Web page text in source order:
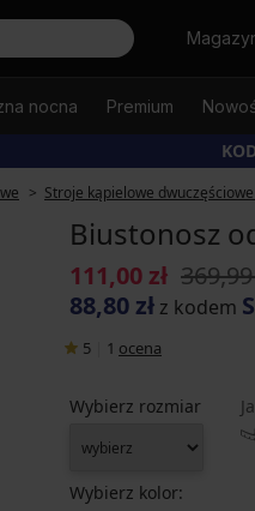
Szukaj
nocna Premium
Stroje kąpielowe
Biustonosz
111,00 zł 369,99
88,80 zł z kodem
5 1 ocena
Wybierz rozmiar
Wybierz kolor: